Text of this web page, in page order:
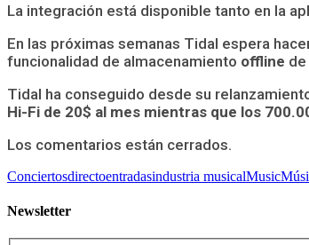
La integración está disponible tanto en la
En las próximas semanas Tidal espera
funcionalidad de almacenamiento offline
Tidal ha conseguido desde su
Hi-Fi de 20$ al mes mientras que los
Los comentarios están cerrados.
Conciertosdirectoentradasindustria musicalMusic
Newsletter